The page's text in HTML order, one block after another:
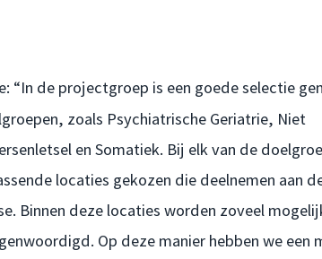
“In de projectgroep is een goede selectie
zoals Psychiatrische Geriatrie, Niet
en Somatiek. Bij elk van de
locaties gekozen die deelnemen aan
Binnen deze locaties worden zoveel
Op deze manier hebben we een